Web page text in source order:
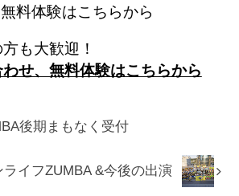
料体験はこちらから
も大歓迎！
せ、無料体験はこちらから
後期まもなく受付
ライフZUMBA &今後の出演